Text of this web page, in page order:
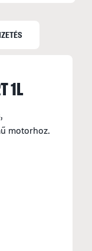
1L
motorhoz.